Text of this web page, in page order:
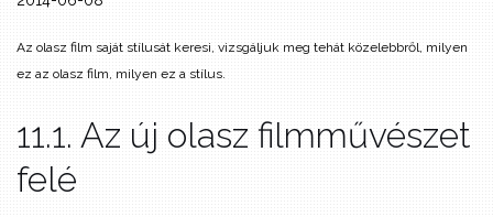
Az olasz film saját stílusát keresi, vizsgáljuk meg tehát közelebbről, milyen
ez az olasz film, milyen ez a stílus.
11.1. Az új olasz filmművészet
felé